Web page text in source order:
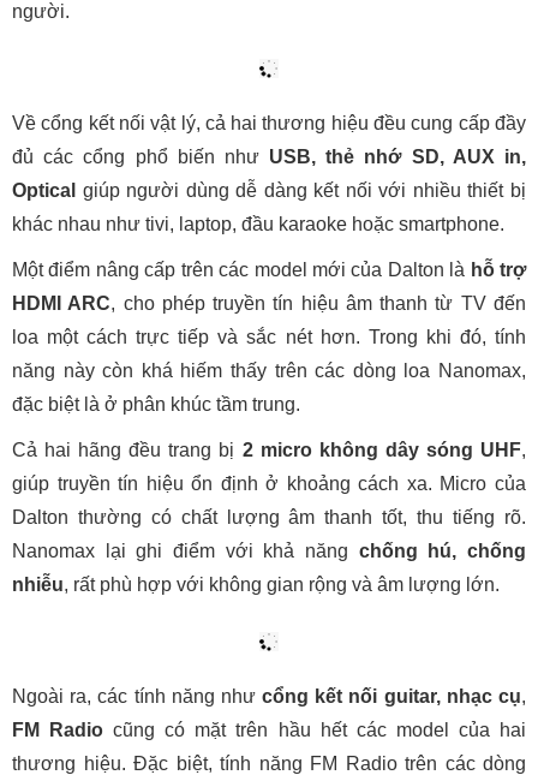
người.
Về cổng kết nối vật lý, cả hai thương hiệu đều cung cấp đầy
Optical giúp người dùng dễ dàng kết nối với nhiều thiết bị
khác nhau như tivi, laptop, đầu karaoke hoặc smartphone.
Một điểm nâng cấp trên các model mới của Dalton là
hỗ trợ
HDMI ARC , cho phép truyền tín hiệu âm thanh từ TV đến
năng này còn khá hiếm thấy trên các dòng loa Nanomax,
Cả hai hãng đều trang bị 2 micro không dây sóng UHF ,
giúp truyền tín hiệu ổn định ở khoảng cách xa. Micro của